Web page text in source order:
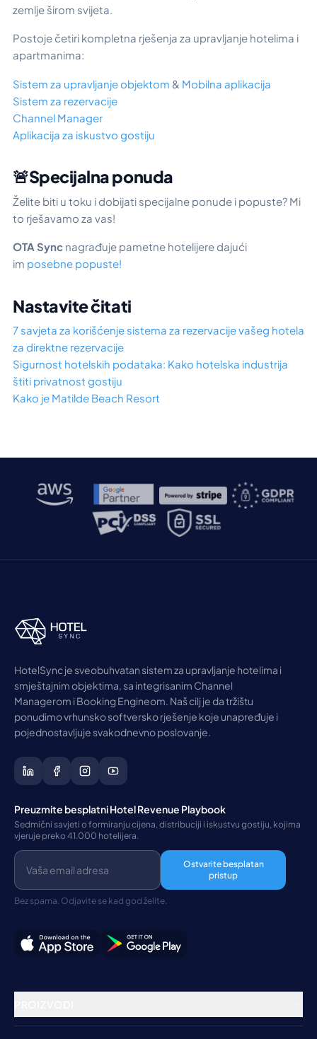
zemlje širom svijeta.
Postoje četiri kompletna rješenja za upravljanje hotelima i
apartmanima:
Sistem za upravljanje objektom & Mobilna aplikacija
Sistem za rezervacije
Channel Manager
Aplikacija za iskustvo gostiju
🚨Specijalna ponuda
Želite biti u toku i dobijati specijalne ponude i popuste? Mi
to rješavamo za vas!
OTA Sync nagrađuje pametne hotelijere dajući
im posebne popuste!
Nastavite čitati
7 savjeta za korišćenje sistema za rezervacije vašeg hotela
za direktne rezervacije
Sigurnost hotelskih podataka: Kako hotelska industrija
štiti privatnost gostiju
Kako je Matilde Beach Resort
HotelSync je sveobuhvatan sistem za upravljanje hotelima i
smještajnim objektima, sa integrisanim Channel
Managerom i Booking Engineom. Naš cilj je da tržištu
ponudimo vrhunsko softversko rješenje koje unapređuje i
pojednostavljuje svakodnevno poslovanje.
Preuzmite besplatni Hotel Revenue Playbook
Sedmični savjeti o formiranju cijena, distribuciji i iskustvu gostiju, kojima
vjeruje preko 41.000 hotelijera.
Ostvarite besplatan
pristup
Bez spama. Odjavite se kad god želite.
Rezervacioni sistem